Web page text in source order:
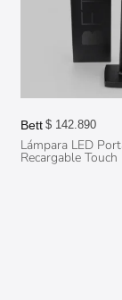
Bett $ 142.890
Lámpara LED
Recargable Touch